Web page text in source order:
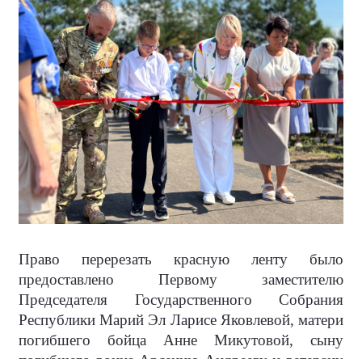
Право перерезать красную ленту было
предоставлено Первому заместителю
Председателя Государственного Собрания
Республики Марий Эл Ларисе Яковлевой, матери
погибшего бойца Анне Микутовой, сыну